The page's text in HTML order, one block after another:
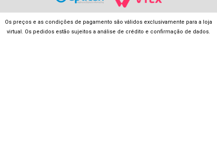
Os preços e as condições de pagamento são válidos exclusivamente para a loja
virtual. Os pedidos estão sujeitos a análise de crédito e confirmação de dados.